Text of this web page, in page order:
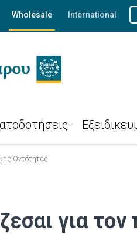
Wholesale International
Οντότητας
για